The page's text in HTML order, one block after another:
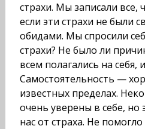
страхи. Мы записали все,
если эти страхи не были
обидами. Мы спросили
страхи? Не было ли
всем полагались на себя,
Самостоя­тельность —
известных пределах.
очень уверены в себе, но
нас от страха. Не